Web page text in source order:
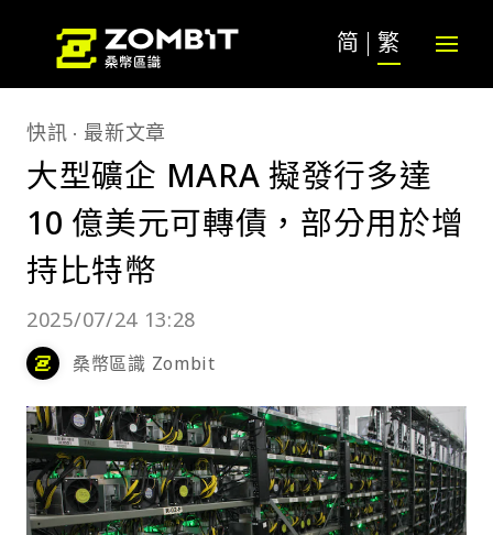
简 繁
快訊 最新文章
大型礦企 MARA 擬發行多達
10 億美元可轉債，部分用於增
持比特幣
2025/07/24 13:28
桑幣區識 Zombit